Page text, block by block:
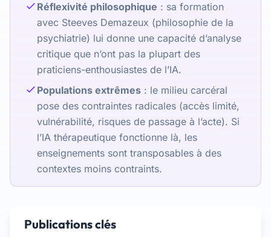
Réflexivité philosophique : sa formation
avec Steeves Demazeux (philosophie de la
psychiatrie) lui donne une capacité d’analyse
critique que n’ont pas la plupart des
praticiens-enthousiastes de l’IA.
Populations extrêmes : le milieu carcéral
pose des contraintes radicales (accès limité,
vulnérabilité, risques de passage à l’acte). Si
l’IA thérapeutique fonctionne là, les
enseignements sont transposables à des
contextes moins contraints.
Publications clés